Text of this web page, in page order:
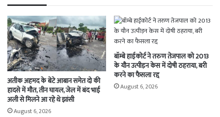
अतीक अहमद के बेटे आबान समेत दो की
हादसे में मौत, तीन घायल, जेल में बंद भाई
अली से मिलने आ रहे थे झांसी
August 6, 2026
बॉम्बे हाईकोर्ट ने तरुण तेजपाल को 2013
के यौन उत्पीड़न केस में दोषी ठहराया, बरी
करने का फैसला रद्द
August 6, 2026